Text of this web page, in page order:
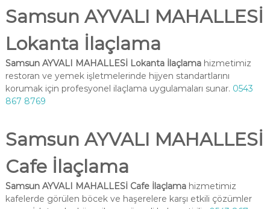
Samsun AYVALI MAHALLESİ
Lokanta İlaçlama
Samsun AYVALI MAHALLESİ Lokanta İlaçlamahizmetimiz
restoran ve yemek işletmelerinde hijyen standartlarını
korumak için profesyonel ilaçlama uygulamaları sunar. 0543
867 8769
Samsun AYVALI MAHALLESİ
Cafe İlaçlama
Samsun AYVALI MAHALLESİ Cafe İlaçlamahizmetimiz
kafelerde görülen böcek ve haşerelere karşı etkili çözümler